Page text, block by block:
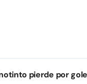
pierde por